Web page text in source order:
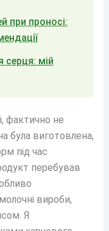
при проносі:
серця: мій
фактично не
була виготовлена,
під час
перебував
вироби,
Я